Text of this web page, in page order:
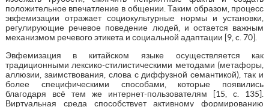
положительное впечатление в общении. Таким образом, процесс
эвфемизации отражает социокультурные нормы и установки,
регулирующие речевое поведение людей, и остается важным
механизмом речевого этикета и социальной адаптации [9, c. 70].
Эвфемизация в китайском языке осуществляется как
традиционными лексико-стилистическими методами (метафоры,
аллюзии, заимствования, слова с диффузной семантикой), так и
более специфическими способами, которые появились
благодаря всё тем же интернет-пользователям [15, c. 135].
Виртуальная среда способствует активному формированию